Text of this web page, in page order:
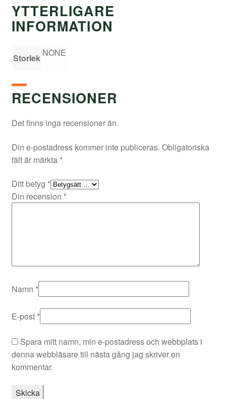
YTTERLIGARE
INFORMATION
Storlek NONE
RECENSIONER
Det finns inga recensioner än.
Din e-postadress kommer inte publiceras. Obligatoriska
fält är märkta *
Ditt betyg *
Din recension *
Namn *
E-post *
Spara mitt namn, min e-postadress och webbplats i
denna webbläsare till nästa gång jag skriver en
kommentar.